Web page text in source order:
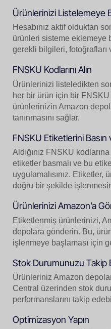
Ürünlerinizi Listelemeye
Hesabınız aktif olduktan
ürünleri sisteme eklemeye
gerekli bilgileri, fotoğrafları
FNSKU Kodlarını Alın
Ürünlerinizi listeledikten
her bir ürün için bir
ürünlerinizin Amazon
tanınmasını sağlar.
FNSKU Etiketlerini Basın
Aldığınız FNSKU
etiketler basmalı ve bu
uygulamalısınız.
doğru bir şekilde
Ürünlerinizi Amazon’a
Etiketlenmiş ürünlerinizi,
depolara gönderin. Bu,
işlenmeye başlaması için
Stok Durumunuzu Takip
Ürünleriniz Amazon
Central üzerinden stok
performanslarını takip
Optimizasyon Yapın